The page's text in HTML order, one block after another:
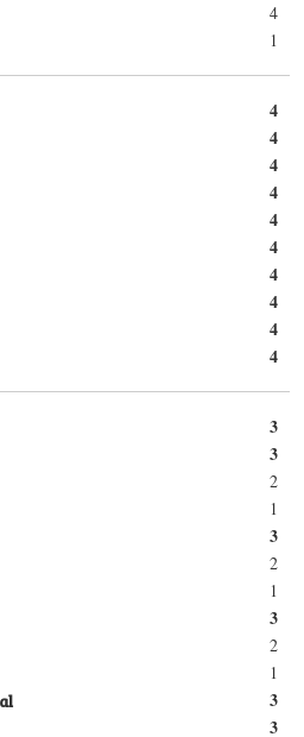
4
1
4
4
4
4
4
4
4
4
4
4
3
3
2
1
3
2
1
3
2
1
3
3